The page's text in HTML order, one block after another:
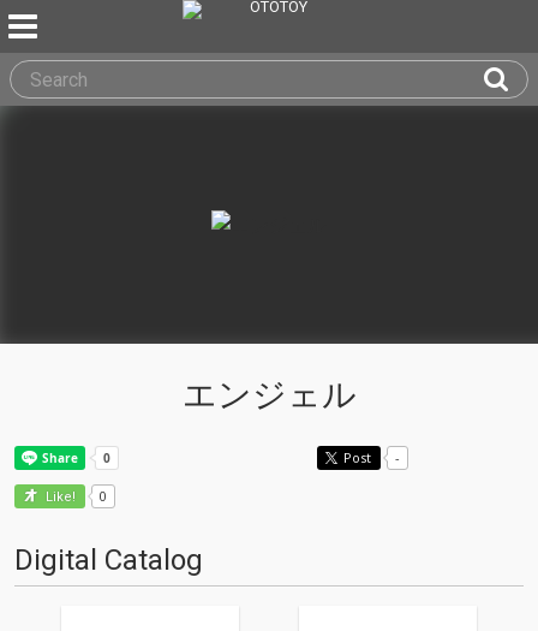
エンジェル
Post -
Like! 0
Digital Catalog